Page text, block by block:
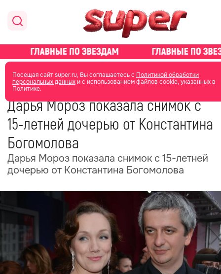
Посещая сайт super.ru, Вы соглашаетесь с Политикой обработки
персональных данныхи с использованием файлов cookie, указанных в
Политике.
главная новости о звездах новости
04 июня
Дарья Мороз показала снимок с
15-летней дочерью от Константина
Богомолова
Дарья Мороз показала снимок с 15-летней
дочерью от Константина Богомолова